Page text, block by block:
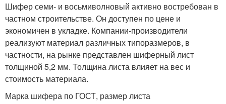
Шифер семи- и восьмиволновый активно востребован в
частном строительстве. Он доступен по цене и
экономичен в укладке. Компании-производители
реализуют материал различных типоразмеров, в
частности, на рынке представлен шиферный лист
толщиной 5,2 мм. Толщина листа влияет на вес и
стоимость материала.
Марка шифера по ГОСТ, размер листа